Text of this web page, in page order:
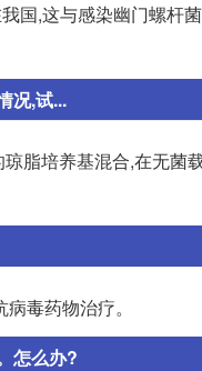
,这与感染幽门螺杆
况,试...
脂培养基混合,在无菌
毒药物治疗。
怎么办?